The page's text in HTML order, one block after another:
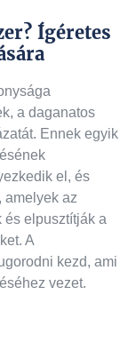
Ígéretes
a daganatos
Ennek egyik
el, és
amelyek az
és elpusztítják a
A
kezd, ami
vezet.